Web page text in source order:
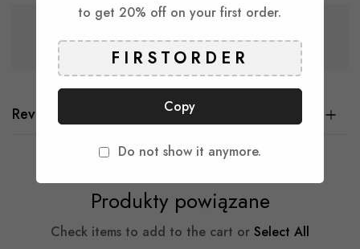
to get 20% off on your first order.
Copy
Do not show it anymore.
Guarantee safe & secure checkout
Reviews
Produkty powiązane
Check items to add to the cart or Select All